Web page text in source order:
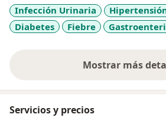
Infección Urinaria
Diabetes
Fiebre
Mostrar mássobre
Servicios y precios